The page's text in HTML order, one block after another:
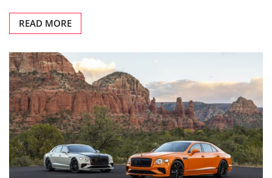
READ MORE